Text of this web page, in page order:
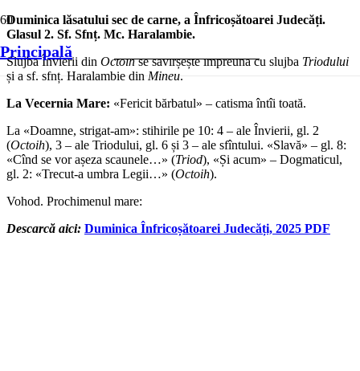
Principală
Duminica lăsatului sec de carne, a Înfricoșătoarei Judecăți.
Glasul 2. Sf. Sfnț. Mc. Haralambie.
Slujba Învierii din Octoihse săvîrșește împreună cu slujba Triodului
și a sf. sfnț. Haralambie din Mineu.
La Vecernia Mare: «Fericit bărbatul» – catisma întîi toată.
La «Doamne, strigat-am»: stihirile pe 10: 4 – ale Învierii, gl. 2
(Octoih), 3 – ale Triodului, gl. 6 și 3 – ale sfîntului. «Slavă» – gl. 8:
«Cînd se vor așeza scaunele…» (Triod), «Și acum» – Dogmaticul,
gl. 2: «Trecut-a umbra Legii…» (Octoih).
Vohod. Prochimenul mare:
Descarcă aici: Duminica Înfricoșătoarei Judecăți, 2025 PDF